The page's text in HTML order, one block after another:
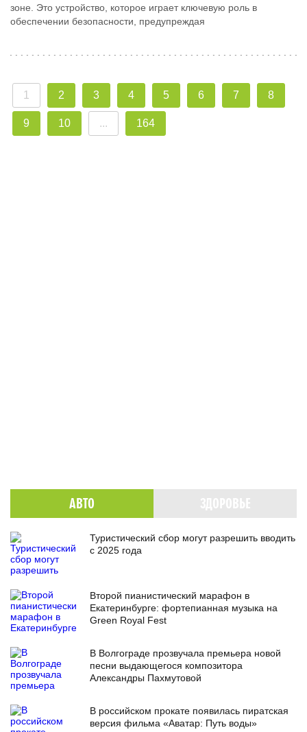
зоне. Это устройство, которое играет ключевую роль в
обеспечении безопасности, предупреждая
1 2 3 4 5 6 7 8
9 10 ... 164
АВТО
Туристический сбор могут разрешить вводить
с 2025 года
Второй пианистический марафон в
Екатеринбурге: фортепианная музыка на
Green Royal Fest
В Волгограде прозвучала премьера новой
песни выдающегося композитора
Александры Пахмутовой
В российском прокате появилась пиратская
версия фильма «Аватар: Путь воды»